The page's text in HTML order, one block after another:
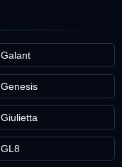
Galant
Genesis
Giulietta
GL8